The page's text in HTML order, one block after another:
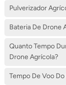
Pulverizador
Bateria De Drone
Quanto Tempo
Drone Agrícola?
Tempo De Voo